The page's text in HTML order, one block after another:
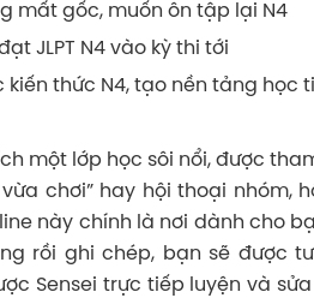
mất gốc, muốn ôn tập lại N4
JLPT N4 vào kỳ thi tới
thức N4, tạo nền tảng học
một lớp học sôi nổi, được
chơi” hay hội thoại nhóm,
này chính là nơi dành cho
rồi ghi chép, bạn sẽ được
Sensei trực tiếp luyện và